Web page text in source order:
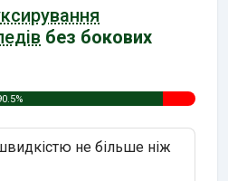
без бокових
не більше ніж